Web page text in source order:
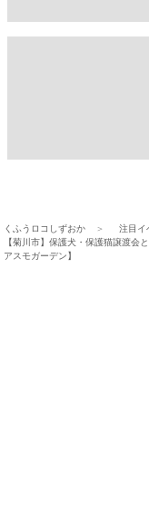
くふうロコしずおか
注目イ
【菊川市】保護犬・保護猫譲渡会
アスモガーデン】